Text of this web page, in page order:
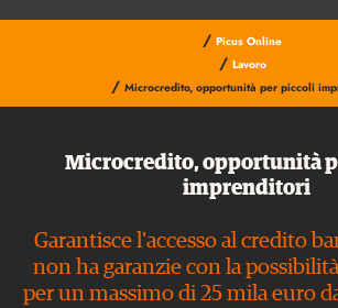
/ Picus Online
/ Lavoro
/ Microcredito, opportunità per piccoli
Microcredito, opportunità
imprenditori
Garantisce l'accesso al credito
non ha garanzie con la
per un massimo di 25 mila euro